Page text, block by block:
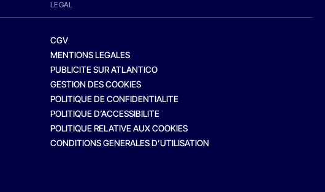
LEGAL
CGV
MENTIONS LEGALES
PUBLICITE SUR ATLANTICO
GESTION DES COOKIES
POLITIQUE DE CONFIDENTIALITE
POLITIQUE D’ACCESSIBILITE
POLITIQUE RELATIVE AUX COOKIES
CONDITIONS GENERALES D’UTILISATION